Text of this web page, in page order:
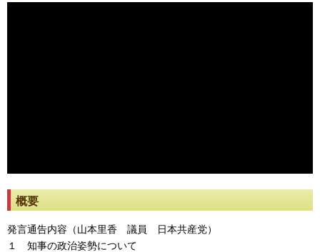
概要
発言通告内容（山本里香 議員 日本共産党）
１ 知事の政治姿勢について